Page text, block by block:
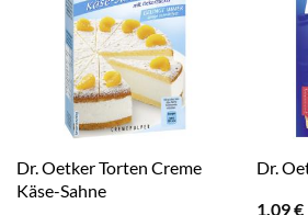
Dr. Oetker Torten Creme
Käse-Sahne
Dr.
1,09€